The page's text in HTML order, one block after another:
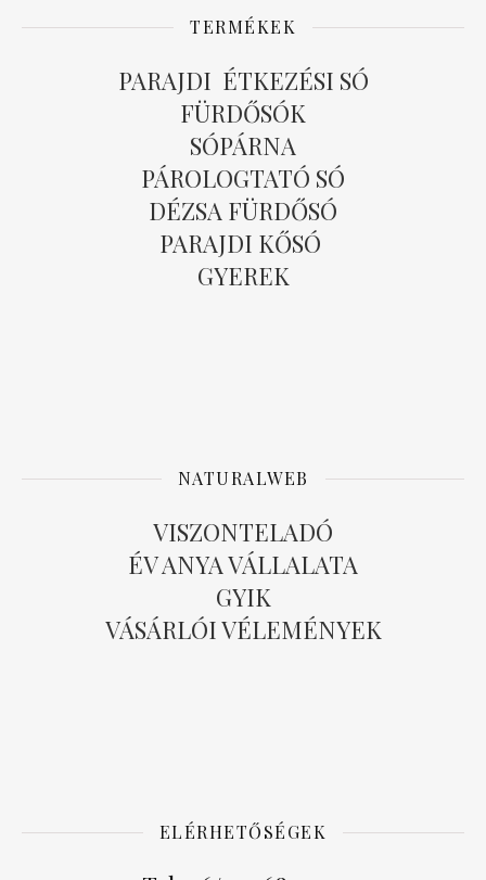
TERMÉKEK
PARAJDI ÉTKEZÉSI SÓ
FÜRDŐSÓK
SÓPÁRNA
PÁROLOGTATÓ SÓ
DÉZSA FÜRDŐSÓ
PARAJDI KŐSÓ
GYEREK
NATURALWEB
VISZONTELADÓ
ÉV ANYA VÁLLALATA
GYIK
VÁSÁRLÓI VÉLEMÉNYEK
ELÉRHETŐSÉGEK